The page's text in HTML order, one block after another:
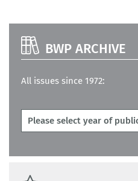
BWP ARCHIVE
All issues since 1972: